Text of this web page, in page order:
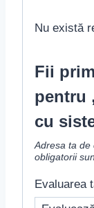
Nu există
Fii
pentru
cu
Adresa ta de
obligatorii
Evaluarea